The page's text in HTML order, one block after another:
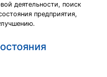
деятельности, поиск
предприятия,